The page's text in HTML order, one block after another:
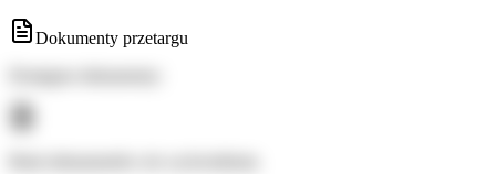
Dokumenty przetargu